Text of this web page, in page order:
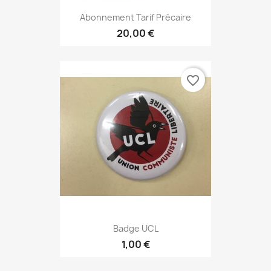
Abonnement Tarif Précaire
20,00 €
Badge UCL
1,00 €
favorite_border